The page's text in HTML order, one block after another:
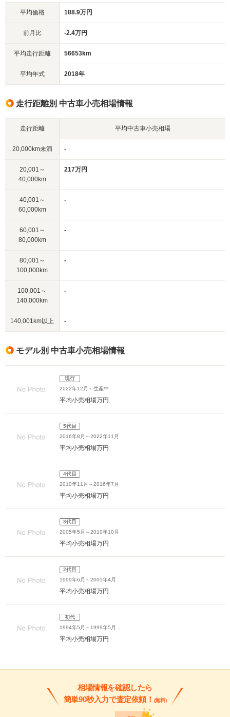
平均価格 188.9万円
前月比 -2.4万円
平均走行距離 56653km
平均年式 2018年
走行距離別 中古車小売相場情報
走行距離 平均中古車小売相場
20,000km未満 -
20,001～
40,000km
217万円
40,001～
60,000km
-
60,001～
80,000km
-
80,001～
100,000km
-
100,001～
140,000km
-
140,001km以上 -
モデル別 中古車小売相場情報
現行
2022年12月～生産中
平均小売相場万円
5代目
2016年8月～2022年11月
平均小売相場万円
4代目
2010年11月～2016年7月
平均小売相場万円
3代目
2005年5月～2010年10月
平均小売相場万円
2代目
1999年6月～2005年4月
平均小売相場万円
初代
1994年5月～1999年5月
平均小売相場万円
相場情報を確認したら
簡単90秒入力で査定依頼！ (無料)